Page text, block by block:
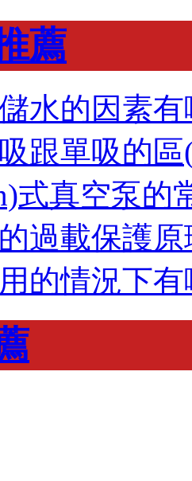
薦
水的因素有
跟單吸的區
式真空泵的
過載保護原
的情況下